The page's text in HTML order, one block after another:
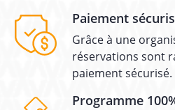
Paiement
Grâce à une
réservations sont
paiement sécurisé.
Programme